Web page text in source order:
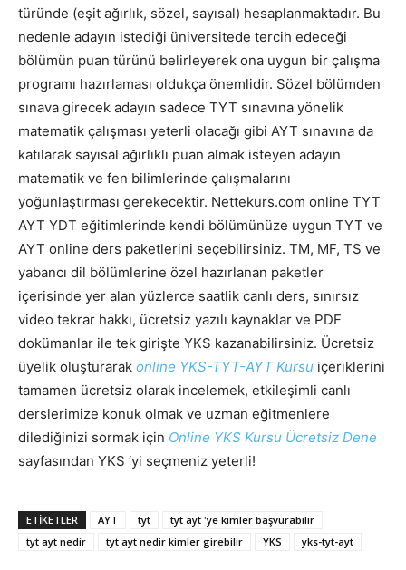
türünde (eşit ağırlık, sözel, sayısal) hesaplanmaktadır. Bu
nedenle adayın istediği üniversitede tercih edeceği
bölümün puan türünü belirleyerek ona uygun bir çalışma
programı hazırlaması oldukça önemlidir. Sözel bölümden
sınava girecek adayın sadece TYT sınavına yönelik
matematik çalışması yeterli olacağı gibi AYT sınavına da
katılarak sayısal ağırlıklı puan almak isteyen adayın
matematik ve fen bilimlerinde çalışmalarını
yoğunlaştırması gerekecektir. Nettekurs.com online TYT
AYT YDT eğitimlerinde kendi bölümünüze uygun TYT ve
AYT online ders paketlerini seçebilirsiniz. TM, MF, TS ve
yabancı dil bölümlerine özel hazırlanan paketler
içerisinde yer alan yüzlerce saatlik canlı ders, sınırsız
video tekrar hakkı, ücretsiz yazılı kaynaklar ve PDF
dokümanlar ile tek girişte YKS kazanabilirsiniz. Ücretsiz
üyelik oluşturarak online YKS-TYT-AYT Kursu içeriklerini
tamamen ücretsiz olarak incelemek, etkileşimli canlı
derslerimize konuk olmak ve uzman eğitmenlere
dilediğinizi sormak için Online YKS Kursu Ücretsiz Dene
sayfasından YKS ‘yi seçmeniz yeterli!
ETIKETLER AYT tyt
tyt ayt 'ye kimler başvurabilir
tyt ayt nedir
tyt ayt nedir kimler girebilir YKS yks-tyt-ayt